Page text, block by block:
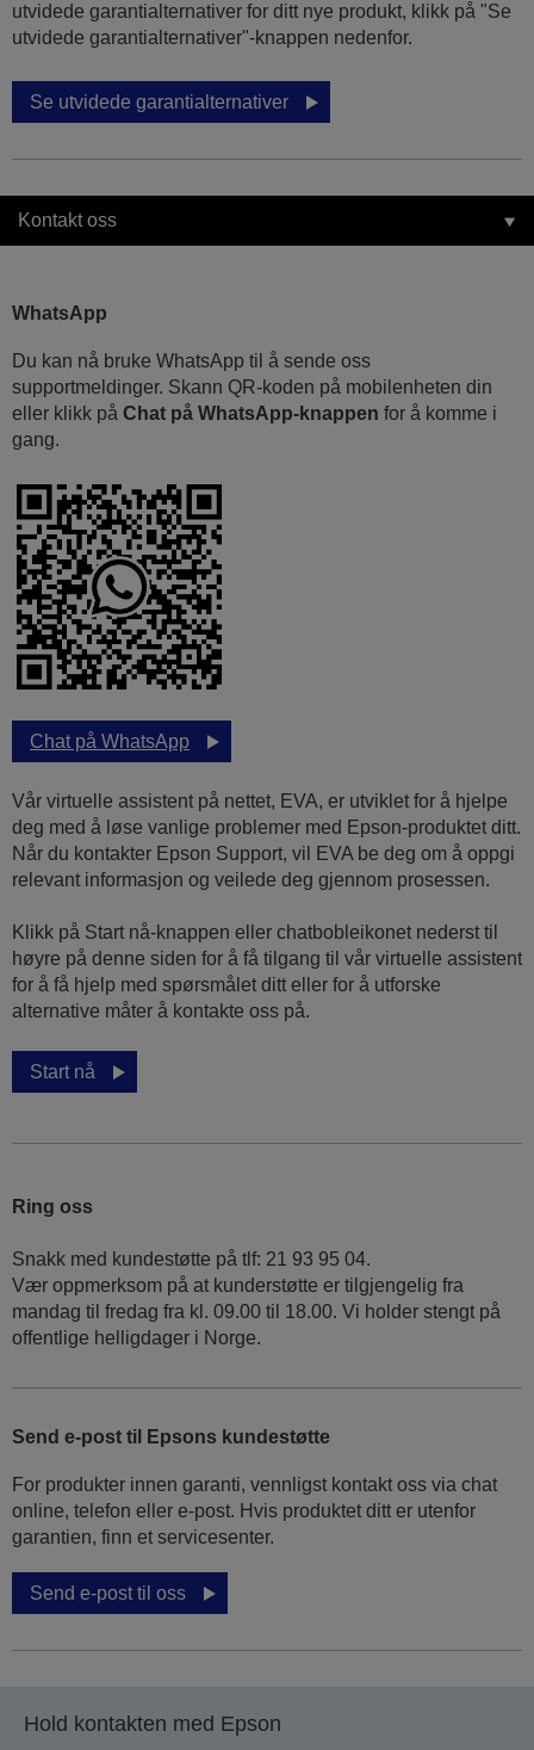
utvidede garantialternativer for ditt nye produkt, klikk på "Se
utvidede garantialternativer"-knappen nedenfor.
Se utvidede garantialternativer
Kontakt oss
WhatsApp
Du kan nå bruke WhatsApp til å sende oss
supportmeldinger. Skann QR-koden på mobilenheten din
eller klikk på Chat på WhatsApp-knappen for å komme i
gang.
Chat på WhatsApp
Vår virtuelle assistent på nettet, EVA, er utviklet for å hjelpe
deg med å løse vanlige problemer med Epson-produktet ditt.
Når du kontakter Epson Support, vil EVA be deg om å oppgi
relevant informasjon og veilede deg gjennom prosessen.
Klikk på Start nå-knappen eller chatbobleikonet nederst til
høyre på denne siden for å få tilgang til vår virtuelle assistent
for å få hjelp med spørsmålet ditt eller for å utforske
alternative måter å kontakte oss på.
Start nå
Ring oss
Snakk med kundestøtte på tlf: 21 93 95 04.
Vær oppmerksom på at kunderstøtte er tilgjengelig fra
mandag til fredag fra kl. 09.00 til 18.00. Vi holder stengt på
offentlige helligdager i Norge.
Send e-post til Epsons kundestøtte
For produkter innen garanti, vennligst kontakt oss via chat
online, telefon eller e-post. Hvis produktet ditt er utenfor
garantien, finn et servicesenter.
Send e-post til oss
Hold kontakten med Epson